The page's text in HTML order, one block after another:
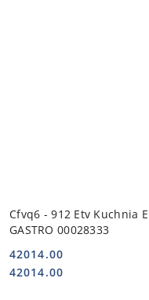
Cfvq6 - 912 Etv Kuchnia
GASTRO 00028333
Cena:
42014.00
Cena:
42014.00